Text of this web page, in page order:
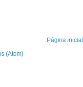
Página inicial
(Atom)